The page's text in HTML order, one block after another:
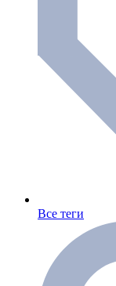
Все теги